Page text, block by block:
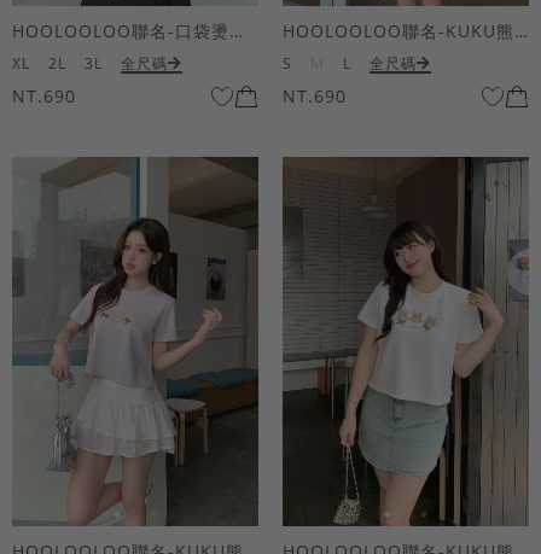
HOOLOOLOO聯名-口袋燙金KUKU熊短袖上衣
XL 2L 3L 全尺碼
NT.690
HOOLOOLOO聯名-KUKU熊蝴蝶結短袖上衣
S L 全尺碼
NT.690